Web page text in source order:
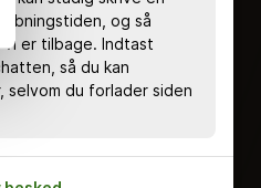
og så
vi er tilbage. Indtast
så du kan
selvom du forlader siden